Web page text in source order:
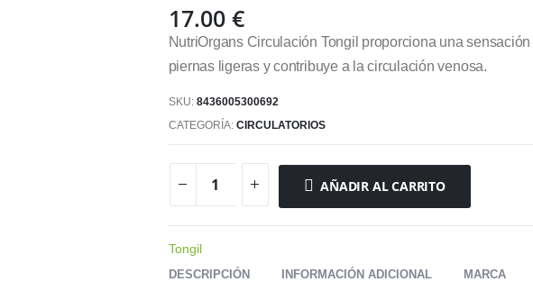
17.00 €
NutriOrgans Circulación Tongil proporciona una sensación
piernas ligeras y contribuye a la circulación venosa.
SKU: 8436005300692
CATEGORÍA: CIRCULATORIOS
AÑADIR AL CARRITO
Tongil
DESCRIPCIÓN INFORMACIÓN ADICIONAL MARCA